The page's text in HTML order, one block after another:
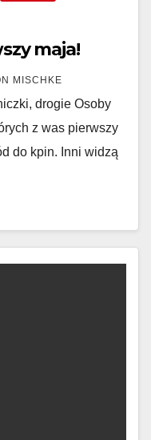
maja!
MISCHKE
drogie Osoby
z was pierwszy
do kpin. Inni widzą